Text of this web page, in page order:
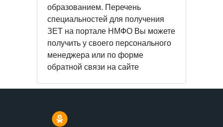
образованием. Перечень
специальностей для получения
ЗЕТ на портале НМФО Вы можете
получить у своего персонального
менеджера или по форме
обратной связи на сайте